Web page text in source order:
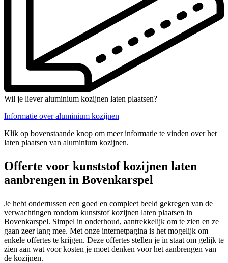
Wil je liever aluminium kozijnen laten plaatsen?
Informatie over aluminium kozijnen
Klik op bovenstaande knop om meer informatie te vinden over het
laten plaatsen van aluminium kozijnen.
Offerte voor kunststof kozijnen laten
aanbrengen in Bovenkarspel
Je hebt ondertussen een goed en compleet beeld gekregen van de
verwachtingen rondom kunststof kozijnen laten plaatsen in
Bovenkarspel. Simpel in onderhoud, aantrekkelijk om te zien en ze
gaan zeer lang mee. Met onze internetpagina is het mogelijk om
enkele offertes te krijgen. Deze offertes stellen je in staat om gelijk te
zien aan wat voor kosten je moet denken voor het aanbrengen van
de kozijnen.